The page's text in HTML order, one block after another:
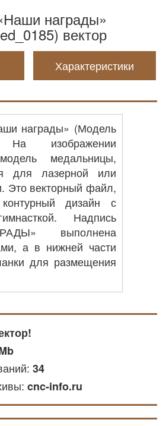
награды»
вектор
Характеристики
награды» (Модель
На изображении
медальницы,
для лазерной или
Это векторный файл,
дизайн с
Надпись
выполнена
а в нижней части
для размещения
вы можете
его для обработки
акриловых или
материалов на
с ЧПУ.
резка ЧПУ: файл
для лазерной резки
твёрдых и мягких
34
cnc-info.ru